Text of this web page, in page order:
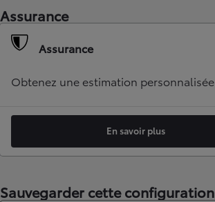
Assurance
Assurance
Obtenez une estimation personnalisée
En savoir plus
Sauvegarder cette configuration